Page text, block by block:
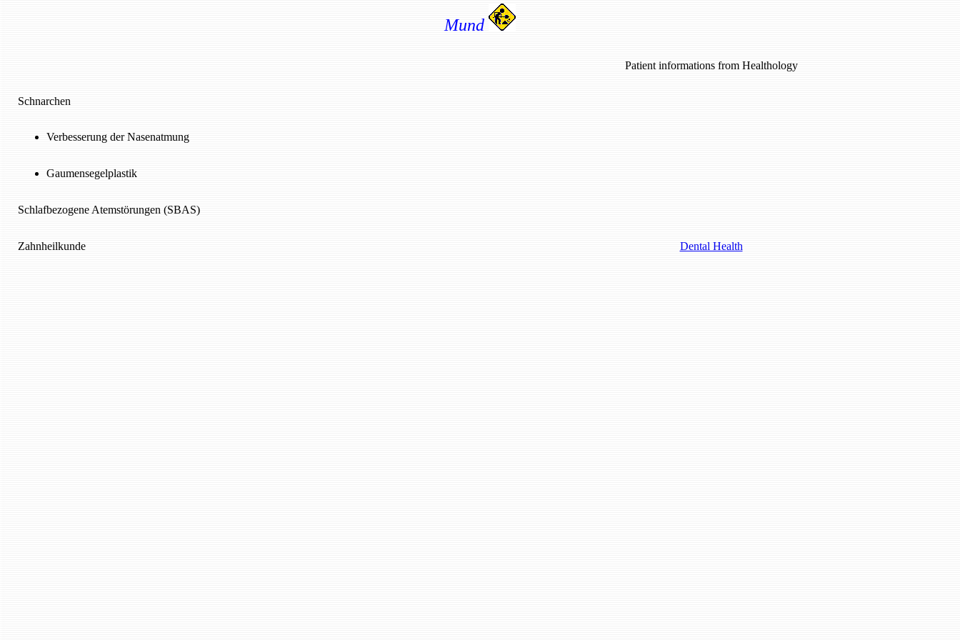
Mund
Patient informations from Healthology
Schnarchen
Verbesserung der Nasenatmung
Gaumensegelplastik
Schlafbezogene Atemstörungen (SBAS)
Zahnheilkunde Dental Health